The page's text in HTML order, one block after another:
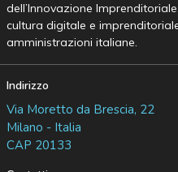
dell’Innovazione
cultura digitale e
amministrazioni italiane.
Indirizzo
Via Moretto da Brescia, 22
Milano - Italia
CAP 20133